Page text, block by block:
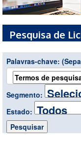
Pesquisa de
Palavras-chave:
Segmento:
Estado: